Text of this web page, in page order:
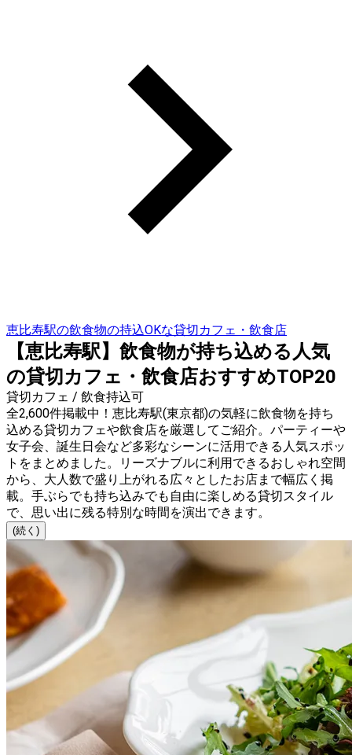
恵比寿駅の飲食物の持込OKな貸切カフェ・飲食店
【恵比寿駅】飲食物が持ち込める人気
の貸切カフェ・飲食店おすすめTOP20
貸切カフェ / 飲食持込可
全2,600件掲載中！恵比寿駅(東京都)の気軽に飲食物を持ち
込める貸切カフェや飲食店を厳選してご紹介。パーティーや
女子会、誕生日会など多彩なシーンに活用できる人気スポッ
トをまとめました。リーズナブルに利用できるおしゃれ空間
から、大人数で盛り上がれる広々としたお店まで幅広く掲
載。手ぶらでも持ち込みでも自由に楽しめる貸切スタイル
で、思い出に残る特別な時間を演出できます。
(続く)